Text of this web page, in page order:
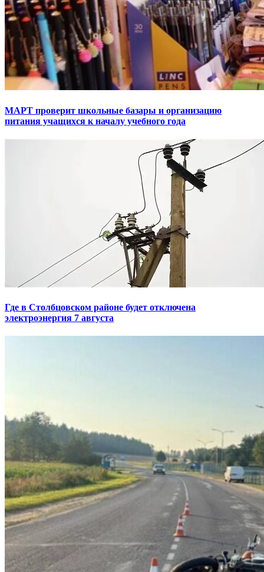
МАРТ проверит школьные базары и организацию
питания учащихся к началу учебного года
Где в Столбцовском районе будет отключена
электроэнергия 7 августа